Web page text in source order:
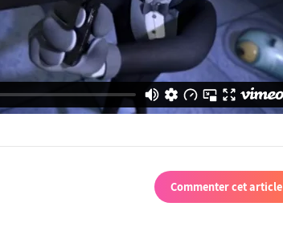
Commenter cet article